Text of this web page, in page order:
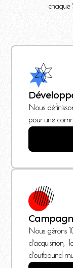
chaque
Nous
pour une
Nous gérons
d'acquisition,
d'outbound